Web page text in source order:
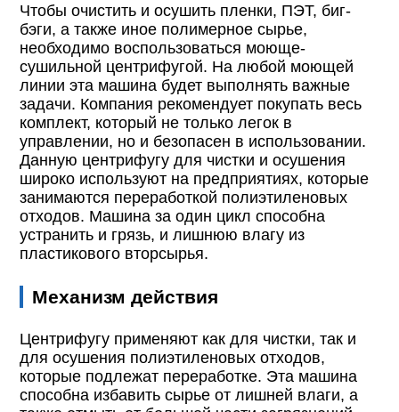
Чтобы очистить и осушить пленки, ПЭТ, биг-
бэги, а также иное полимерное сырье,
необходимо воспользоваться моюще-
сушильной центрифугой. На любой моющей
линии эта машина будет выполнять важные
задачи. Компания рекомендует покупать весь
комплект, который не только легок в
управлении, но и безопасен в использовании.
Данную центрифугу для чистки и осушения
широко используют на предприятиях, которые
занимаются переработкой полиэтиленовых
отходов. Машина за один цикл способна
устранить и грязь, и лишнюю влагу из
пластикового вторсырья.
Механизм действия
Центрифугу применяют как для чистки, так и
для осушения полиэтиленовых отходов,
которые подлежат переработке. Эта машина
способна избавить сырье от лишней влаги, а